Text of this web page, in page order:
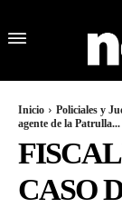
Inicio Policiales y
agente de la Patrulla...
CASO